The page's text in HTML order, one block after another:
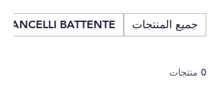
جميع المنتجات CANCELLI BATTENTE
0 منتجات